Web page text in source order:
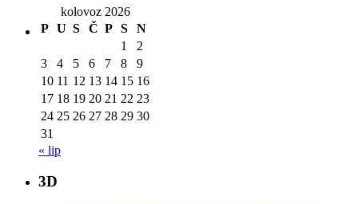
kolovoz 2026
P U S Č P S
N
1
2
3
4 5 6 7 8
9
10 11 12 13 14 15 16
17 18 19 20 21 22 23
24 25 26 27 28 29 30
31
« lip
3D